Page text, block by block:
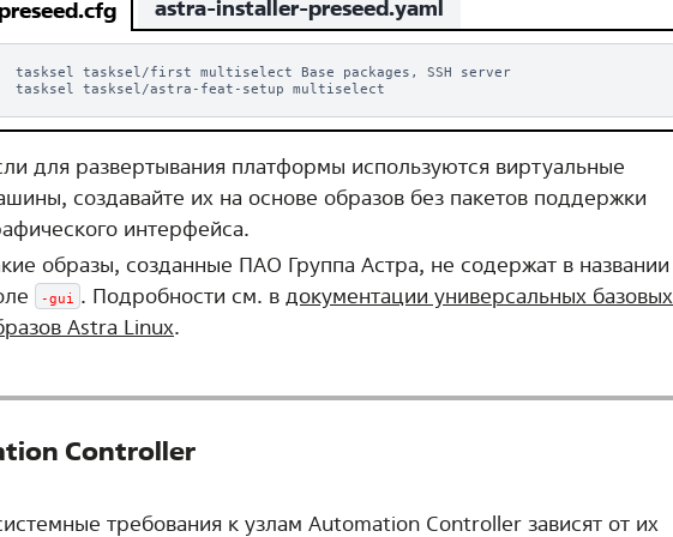
tasksel tasksel/first multiselect Base packages, SSH server
astra-installer-preseed.yaml
для развертывания платформы используются виртуальные
создавайте их на основе образов без пакетов поддержки
интерфейса.
образы, созданные ПАО Группа Астра, не содержат в названии
-gui . Подробности см. в документации универсальных базовых
Astra Linux
Controller
требования к узлам Automation Controller зависят от их